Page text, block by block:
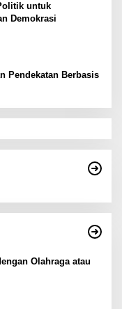
untuk
Demokrasi
Pendekatan Berbasis
Olahraga atau